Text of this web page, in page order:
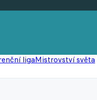
ligaMistrovství světa